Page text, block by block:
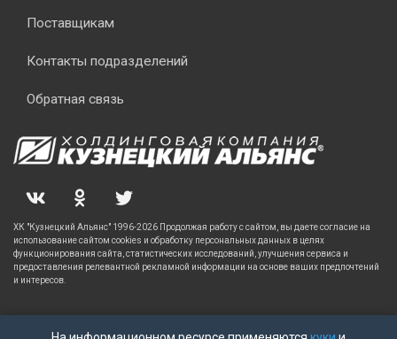
Поставщикам
Контакты подразделений
Обратная связь
ХК "Кузнецкий Альянс" 1996-2026 Продолжая работу с сайтом, вы даете согласие на
использование сайтом cookies и обработку персональных данных в целях
функционирования сайта, статистических исследований, улучшения сервиса и
предоставления релевантной рекламной информации на основе ваших предпочтений
и интересов.